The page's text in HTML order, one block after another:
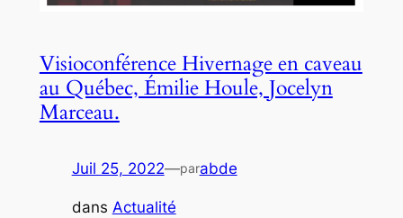
Visioconférence Hivernage en caveau
au Québec, Émilie Houle, Jocelyn
Marceau.
Juil 25, 2022—parabde
dans Actualité